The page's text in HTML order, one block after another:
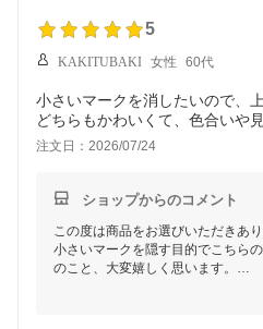
ライクラソフトゴムミシン糸は、
ていただくと縫い目が整いやすく
これからもハンドメイドを楽しん
品をお届けしてまいります。今後
します。素敵な作品作りを応援して
5
KAKITUBAKI 女性 60代
小さいマークを消したいので、
どちらもかわいくて、色合いや
注文日：2026/07/24
ショップからのコメント
この度は商品をお選びいただきあ
小さいマークを隠す目的でこちら
のこと、大変嬉しく思います。
さらにデザインや色合いを気に入